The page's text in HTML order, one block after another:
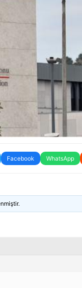
Facebook WhatsApp